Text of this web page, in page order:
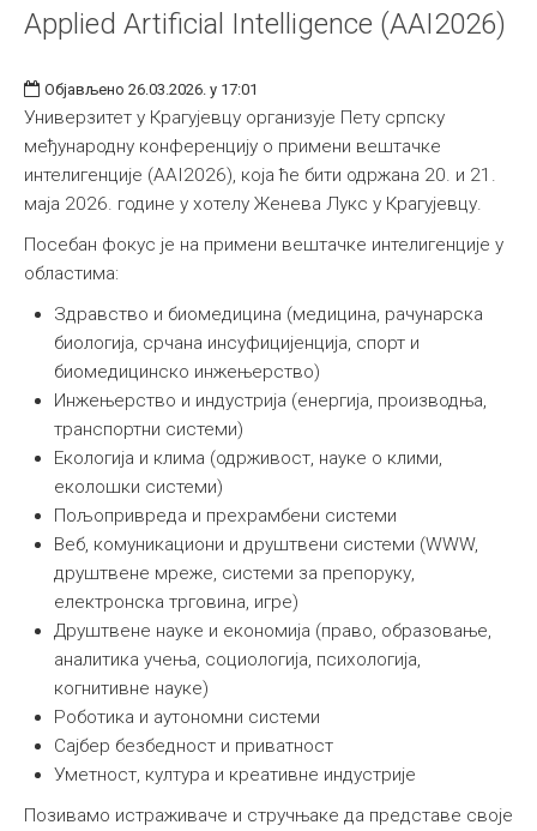
Applied Artificial Intelligence (AAI2026)
Објављено 26.03.2026. у 17:01
Универзитет у Крагујевцу организује Пету српску
међународну конференцију о примени вештачке
интелигенције (AAI2026), која ће бити одржана 20. и 21.
маја 2026. године у хотелу Женева Лукс у Крагујевцу.
Посебан фокус је на примени вештачке интелигенције у
областима:
Здравство и биомедицина (медицина, рачунарска
биологија, срчана инсуфицијенција, спорт и
биомедицинско инжењерство)
Инжењерство и индустрија (енергија, производња,
транспортни системи)
Екологија и клима (одрживост, науке о клими,
еколошки системи)
Пољопривреда и прехрамбени системи
Веб, комуникациони и друштвени системи (WWW,
друштвене мреже, системи за препоруку,
електронска трговина, игре)
Друштвене науке и економија (право, образовање,
аналитика учења, социологија, психологија,
когнитивне науке)
Роботика и аутономни системи
Сајбер безбедност и приватност
Уметност, култура и креативне индустрије
Позивамо истраживаче и стручњаке да представе своје